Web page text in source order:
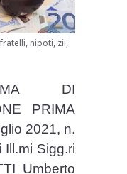
nipoti, zii,
DI
PRIMA
2021, n.
Sigg.ri
Umberto